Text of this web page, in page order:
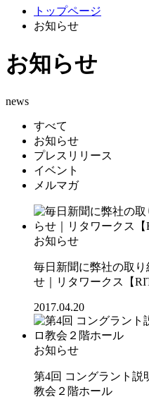
トップページ
お知らせ
お知らせ
news
すべて
お知らせ
プレスリリース
イベント
メルマガ
お知らせ
毎日新聞に弊社の取
せ｜リタワークス【
2017.04.20
お知らせ
第4回 コングラント説
教会２階ホール